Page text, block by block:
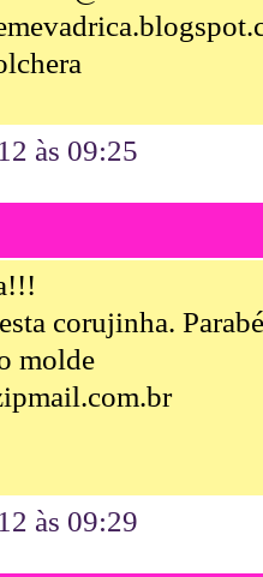
às 09:25
corujinha.
molde
às 09:29